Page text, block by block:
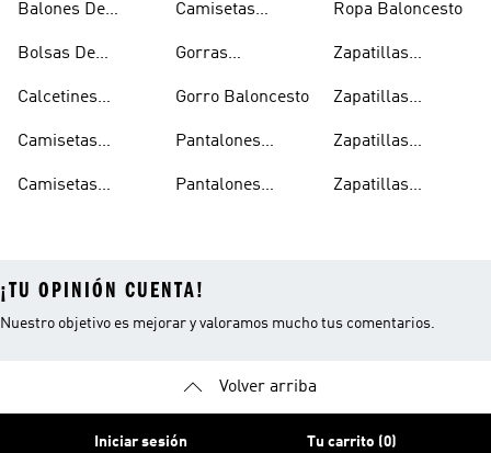
Balones De
Bolsas De
Calcetines
Camisetas
Camisetas
Baloncesto
Camisetas
Baloncesto
Gorras
Gorro Baloncesto
Pantalones
Pantalones
Ropa Baloncesto
Zapatillas
Zapatillas
Blancas
Zapatillas
Hombre
Zapatillas
¡TU OPINIÓN CUENTA!
Nuestro objetivo es mejorar y valoramos mucho tus comentarios.
Volver arriba
Iniciar sesión Tu carrito (0)